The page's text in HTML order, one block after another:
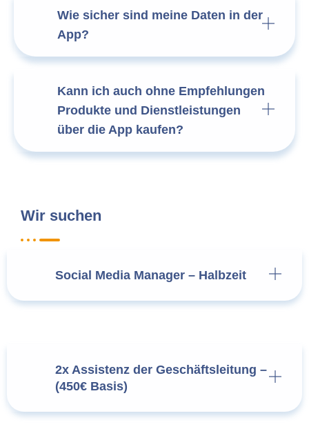
Wie sicher sind meine Daten in der
App?
Kann ich auch ohne Empfehlungen
Produkte und Dienstleistungen
über die App kaufen?
Wir suchen
Social Media Manager – Halbzeit
2x Assistenz der Geschäftsleitung –
(450€ Basis)